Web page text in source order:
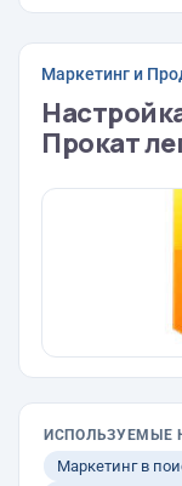
Маркетинг и
Прокат
ИСПОЛЬЗУЕМЫЕ
Маркетинг в